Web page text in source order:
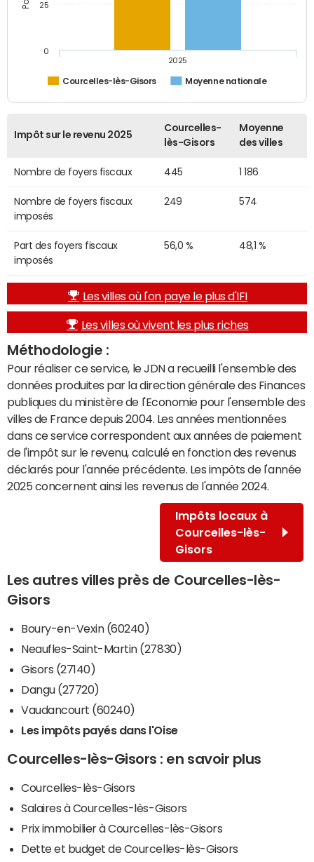
Courcelles-lès-Gisors Moyenne nationale
2025
0
25
Impôt sur le revenu 2025
Courcelles-
lès-Gisors
Moyenne
des villes
Nombre de foyers fiscaux 445 1 186
Nombre de foyers fiscaux
imposés
249 574
Part des foyers fiscaux
imposés
56,0 % 48,1 %
Les villes où l'on paye le plus d'IFI
Les villes où vivent les plus riches
Méthodologie :
Pour réaliser ce service, le JDN a recueilli l'ensemble des
données produites par la direction générale des Finances
publiques du ministère de l'Economie pour l'ensemble des
villes de France depuis 2004. Les années mentionnées
dans ce service correspondent aux années de paiement
de l'impôt sur le revenu, calculé en fonction des revenus
déclarés pour l'année précédente. Les impôts de l'année
2025 concernent ainsi les revenus de l'année 2024.
Impôts locaux à
Courcelles-lès-
Gisors
Les autres villes près de Courcelles-lès-
Gisors
Boury-en-Vexin (60240)
Neaufles-Saint-Martin (27830)
Gisors (27140)
Dangu (27720)
Vaudancourt (60240)
Les impôts payés dans l'Oise
Courcelles-lès-Gisors : en savoir plus
Courcelles-lès-Gisors
Salaires à Courcelles-lès-Gisors
Prix immobilier à Courcelles-lès-Gisors
Dette et budget de Courcelles-lès-Gisors